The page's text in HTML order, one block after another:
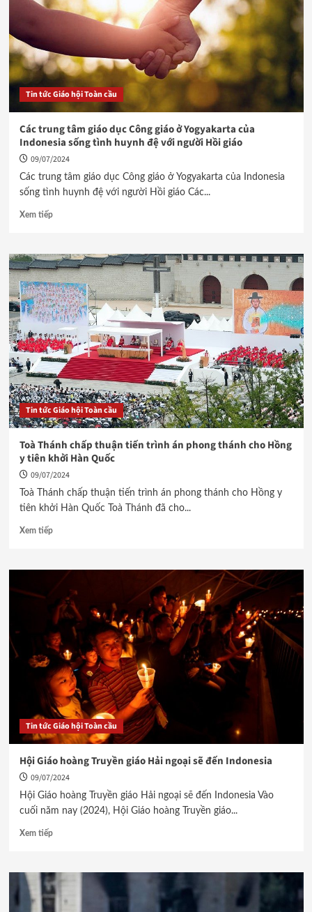
Tin tức Giáo hội Toàn cầu
Các trung tâm giáo dục Công giáo ở Yogyakarta của
Indonesia sống tình huynh đệ với người Hồi giáo
09/07/2024
Các trung tâm giáo dục Công giáo ở Yogyakarta của Indonesia
sống tình huynh đệ với người Hồi giáo Các...
Xem tiếp
Tin tức Giáo hội Toàn cầu
Toà Thánh chấp thuận tiến trình án phong thánh cho Hồng
y tiên khởi Hàn Quốc
09/07/2024
Toà Thánh chấp thuận tiến trình án phong thánh cho Hồng y
tiên khởi Hàn Quốc Toà Thánh đã cho...
Xem tiếp
Tin tức Giáo hội Toàn cầu
Hội Giáo hoàng Truyền giáo Hải ngoại sẽ đến Indonesia
09/07/2024
Hội Giáo hoàng Truyền giáo Hải ngoại sẽ đến Indonesia Vào
cuối năm nay (2024), Hội Giáo hoàng Truyền giáo...
Xem tiếp